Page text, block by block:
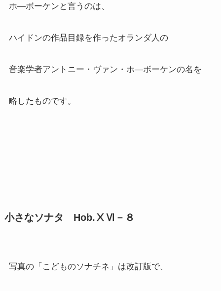
ホ―ボーケンと言うのは、
ハイドンの作品目録を作ったオランダ人の
音楽学者アントニー・ヴァン・ホ―ボーケンの名を
略したものです。
小さなソナタ Hob.ⅩⅥ－８
写真の「こどものソナチネ」は改訂版で、